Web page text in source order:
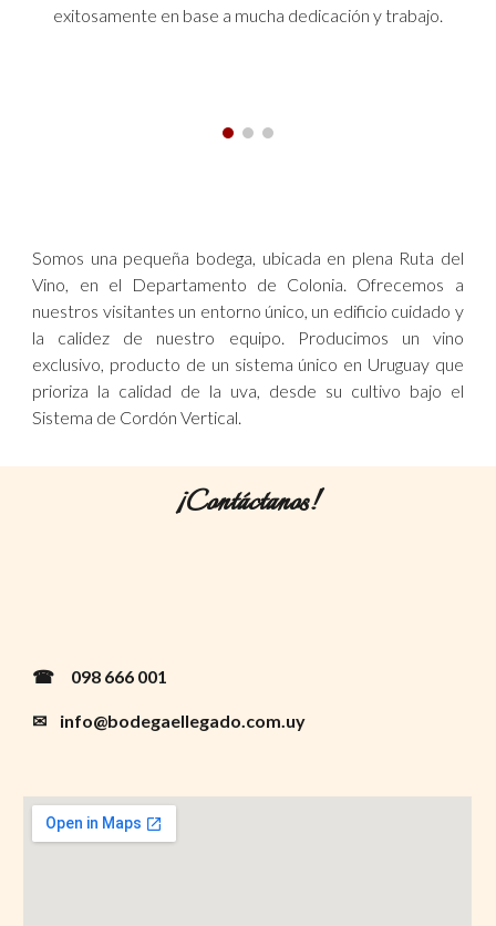
exitosamente en base a mucha dedicación y trabajo.
Somos una pequeña bodega, ubicada en plena Ruta del
Vino, en el Departamento de Colonia. Ofrecemos a
nuestros visitantes un entorno único, un edificio cuidado y
la calidez de nuestro equipo. Producimos un vino
exclusivo, producto de un sistema único en Uruguay que
prioriza la calidad de la uva, desde su cultivo bajo el
Sistema de Cordón Vertical.
¡Contáctanos!
☎
  098 666 001
✉    info@bodegaellegado.com.uy